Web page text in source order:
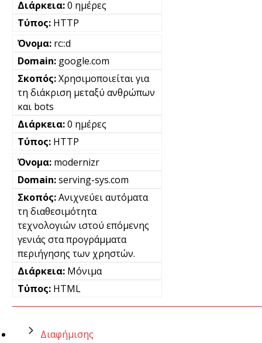
0 ημέρες
HTTP
rc::d
google.com
Χρησιμοποιείται για
τη διάκριση μεταξύ ανθρώπων
και bots
0 ημέρες
HTTP
modernizr
serving-sys.com
Ανιχνεύει αυτόματα
τη διαθεσιμότητα
τεχνολογιών ιστού επόμενης
γενιάς στα προγράμματα
περιήγησης των χρηστών.
Μόνιμα
HTML
Διαφήμισης